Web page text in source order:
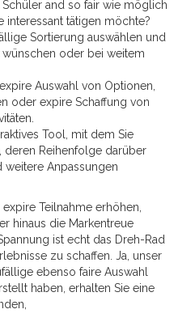
and so fair wie möglich
tätigen möchte?
Sortierung auswählen und
oder bei weitem
Auswahl von Optionen,
oder expire Schaffung von
Tool, mit dem Sie
deren Reihenfolge darüber
weitere Anpassungen
Teilnahme erhöhen,
hinaus die Markentreue
ist echt das Dreh-Rad
zu schaffen. Ja, unser
ebenso faire Auswahl
haben, erhalten Sie eine